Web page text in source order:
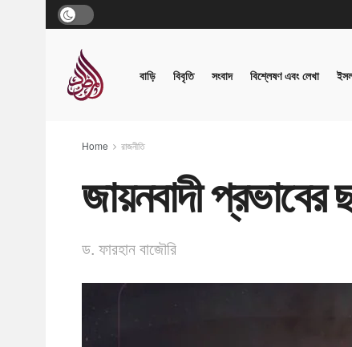
বাড়ি বিবৃতি সংবাদ বিশ্লেষণ এবং লেখা
Home রাজনীতি
জায়নবাদী প্রভাবের
ড. ফারহান বাজৌরি